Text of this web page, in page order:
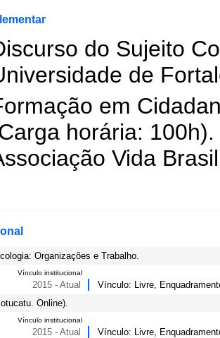
do Sujeito
de
em
horária: 100h).
Vida
Organizações e Trabalho.
Vínculo institucional
2015 - Atual
Vínculo: Livre,
Online).
Vínculo institucional
2015 - Atual
Vínculo: Livre,